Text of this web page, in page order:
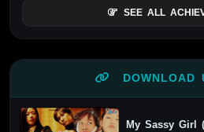
SEE ALL
DOWNLOAD
My Sassy Girl